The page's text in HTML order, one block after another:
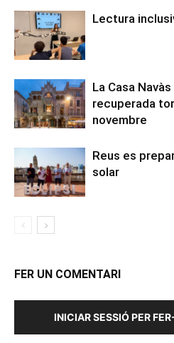
Lectura
La Casa
recuperada
novembre
Reus es
solar
FER UN COMENTARI
INICIAR SESSIÓ PER